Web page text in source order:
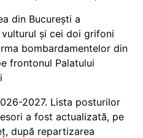
din București a
vulturul și cei doi grifoni
bombardamentelor din
frontonul Palatului
2027. Lista posturilor
a fost actualizată, pe
după repartizarea